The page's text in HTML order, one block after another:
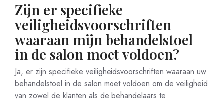
Zijn er specifieke
veiligheidsvoorschriften
waaraan mijn behandelstoel
in de salon moet voldoen?
Ja, er zijn specifieke veiligheidsvoorschriften waaraan uw
behandelstoel in de salon moet voldoen om de veiligheid
van zowel de klanten als de behandelaars te